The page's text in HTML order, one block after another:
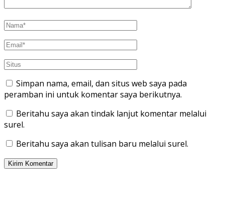
Simpan nama, email, dan situs web saya pada
peramban ini untuk komentar saya berikutnya.
Beritahu saya akan tindak lanjut komentar melalui
surel.
Beritahu saya akan tulisan baru melalui surel.